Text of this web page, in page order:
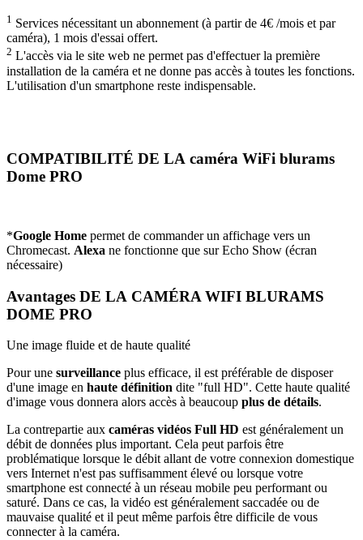
1 Services nécessitant un abonnement (à partir de 4€ /mois et par
caméra), 1 mois d'essai offert.
2 L'accès via le site web ne permet pas d'effectuer la première
installation de la caméra et ne donne pas accès à toutes les fonctions.
L'utilisation d'un smartphone reste indispensable.
COMPATIBILITÉ DE LA caméra WiFi blurams
Dome PRO
*Google Home permet de commander un affichage vers un
Chromecast. Alexa ne fonctionne que sur Echo Show (écran
nécessaire)
Avantages DE LA CAMÉRA WIFI BLURAMS
DOME PRO
Une image fluide et de haute qualité
Pour une surveillance plus efficace, il est préférable de disposer
d'une image en haute définition dite "full HD". Cette haute qualité
d'image vous donnera alors accès à beaucoup plus de détails.
La contrepartie aux caméras vidéos Full HD est généralement un
débit de données plus important. Cela peut parfois être
problématique lorsque le débit allant de votre connexion domestique
vers Internet n'est pas suffisamment élevé ou lorsque votre
smartphone est connecté à un réseau mobile peu performant ou
saturé. Dans ce cas, la vidéo est généralement saccadée ou de
mauvaise qualité et il peut même parfois être difficile de vous
connecter à la caméra.